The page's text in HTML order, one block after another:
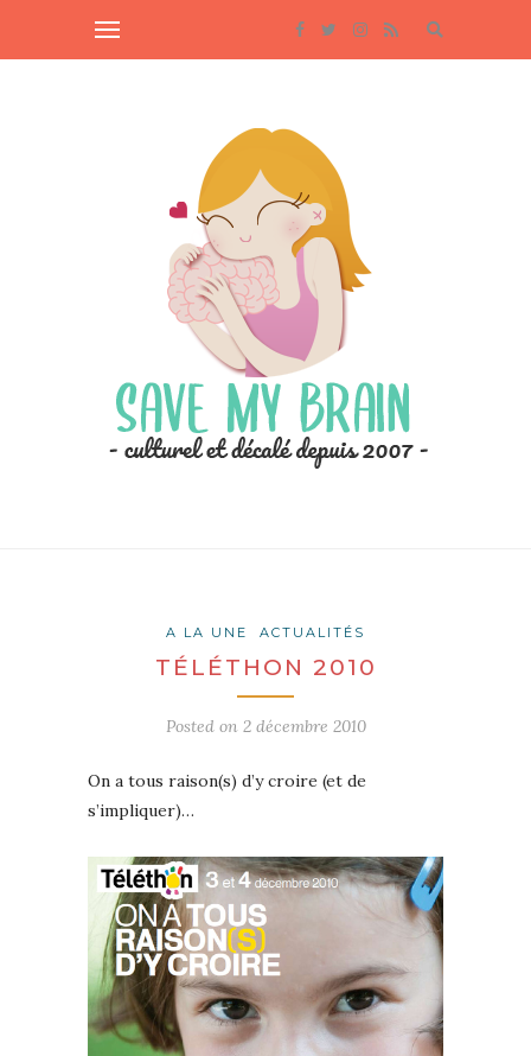
A LA UNE ACTUALITÉS
TÉLÉTHON 2010
Posted on 2 décembre 2010
On a tous raison(s) d’y croire (et de
s’impliquer)…